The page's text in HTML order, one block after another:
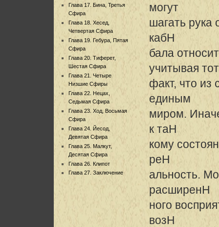
Глава 17. Бина, Третья
Сфира
Глава 18. Хесед,
Четвертая Сфира
Глава 19. Гебура, Пятая
Сфира
Глава 20. Тиферет,
Шестая Сфира
Глава 21. Четыре
Низшие Сфиры
Глава 22. Нецах,
Седьмая Сфира
Глава 23. Ход, Восьмая
Сфира
Глава 24. Йесод,
Девятая Сфира
Глава 25. Малкут,
Десятая Сфира
Глава 26. Клипот
Глава 27. Заключение
могут
шагать рука
кабH
бала
учитывая тот
факт, что из
единым
миром.
к таH
кому
реH
альность.
расширенH
ного
возH